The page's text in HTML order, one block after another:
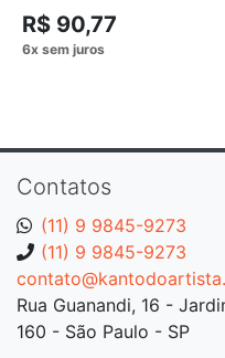
R$ 90,77
Contatos
(11) 9 9845-9273
(11) 9 9845-9273
Rua Guanandi, 16 -
160 - São Paulo - SP